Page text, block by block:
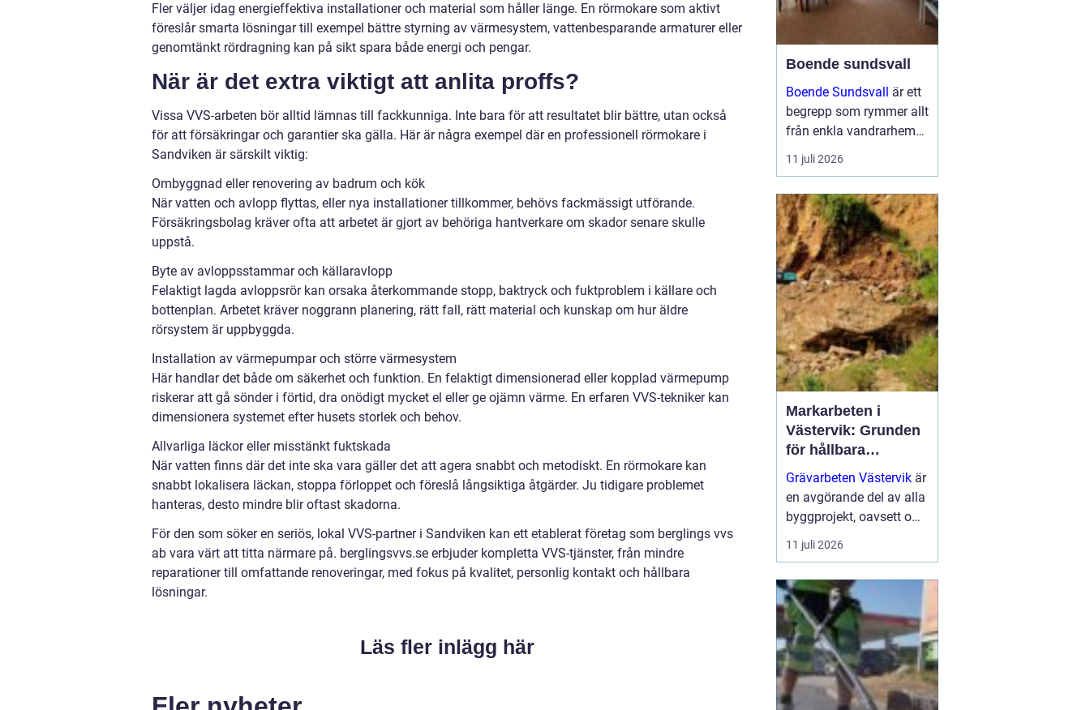
Fler väljer idag energieffektiva installationer och material som håller länge. En rörmokare som aktivt
föreslår smarta lösningar till exempel bättre styrning av värmesystem, vattenbesparande armaturer eller
genomtänkt rördragning kan på sikt spara både energi och pengar.
När är det extra viktigt att anlita proffs?
Vissa VVS-arbeten bör alltid lämnas till fackkunniga. Inte bara för att resultatet blir bättre, utan också
för att försäkringar och garantier ska gälla. Här är några exempel där en professionell rörmokare i
Sandviken är särskilt viktig:
Ombyggnad eller renovering av badrum och kök
När vatten och avlopp flyttas, eller nya installationer tillkommer, behövs fackmässigt utförande.
Försäkringsbolag kräver ofta att arbetet är gjort av behöriga hantverkare om skador senare skulle
uppstå.
Byte av avloppsstammar och källaravlopp
Felaktigt lagda avloppsrör kan orsaka återkommande stopp, baktryck och fuktproblem i källare och
bottenplan. Arbetet kräver noggrann planering, rätt fall, rätt material och kunskap om hur äldre
rörsystem är uppbyggda.
Installation av värmepumpar och större värmesystem
Här handlar det både om säkerhet och funktion. En felaktigt dimensionerad eller kopplad värmepump
riskerar att gå sönder i förtid, dra onödigt mycket el eller ge ojämn värme. En erfaren VVS-tekniker kan
dimensionera systemet efter husets storlek och behov.
Allvarliga läckor eller misstänkt fuktskada
När vatten finns där det inte ska vara gäller det att agera snabbt och metodiskt. En rörmokare kan
snabbt lokalisera läckan, stoppa förloppet och föreslå långsiktiga åtgärder. Ju tidigare problemet
hanteras, desto mindre blir oftast skadorna.
För den som söker en seriös, lokal VVS-partner i Sandviken kan ett etablerat företag som berglings vvs
ab vara värt att titta närmare på. berglingsvvs.se erbjuder kompletta VVS-tjänster, från mindre
reparationer till omfattande renoveringar, med fokus på kvalitet, personlig kontakt och hållbara
lösningar.
Läs fler inlägg här
Boende sundsvall
Boende Sundsvall är ett
begrepp som rymmer allt
från enkla vandrarhem
till hotell och
långtidsboenden, och
som passar många olika
behov och plånböcker.
Boende sundsvall för...
11 juli 2026
Markarbeten i
Västervik: Grunden
för hållbara
byggprojekt
Grävarbeten Västervik är
en avgörande del av alla
byggprojekt, oavsett om
det handlar om ett nytt
småhus, en skogs...
11 juli 2026